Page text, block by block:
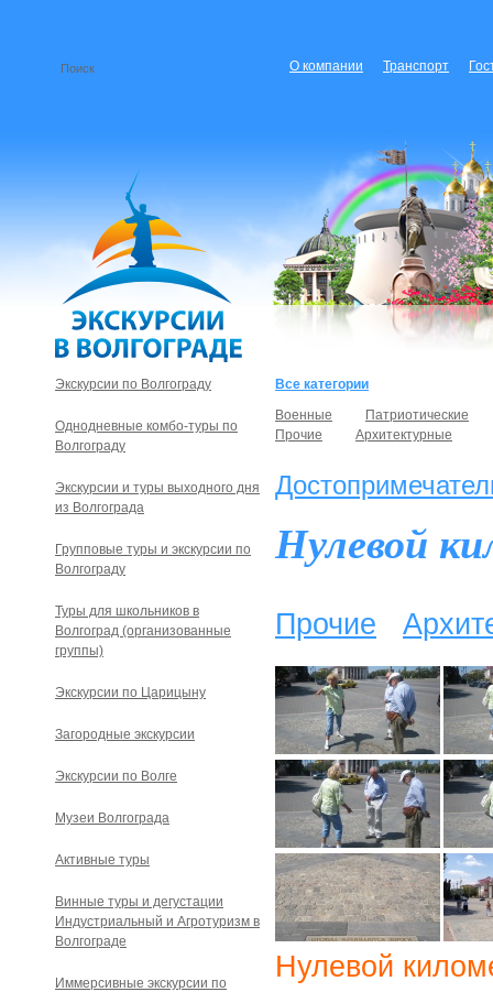
О компании Транспорт
Все категории
Военные
Патриотические
Прочие
Архитектурные
Нулевой
Прочие
Нулевой
Экскурсии по Волгограду
Однодневные комбо-туры по
Волгограду
Экскурсии и туры выходного дня
из Волгограда
Групповые туры и экскурсии по
Волгограду
Туры для школьников в
Волгоград (организованные
группы)
Экскурсии по Царицыну
Загородные экскурсии
Экскурсии по Волге
Музеи Волгограда
Активные туры
Винные туры и дегустации
Индустриальный и Агротуризм в
Волгограде
Иммерсивные экскурсии по